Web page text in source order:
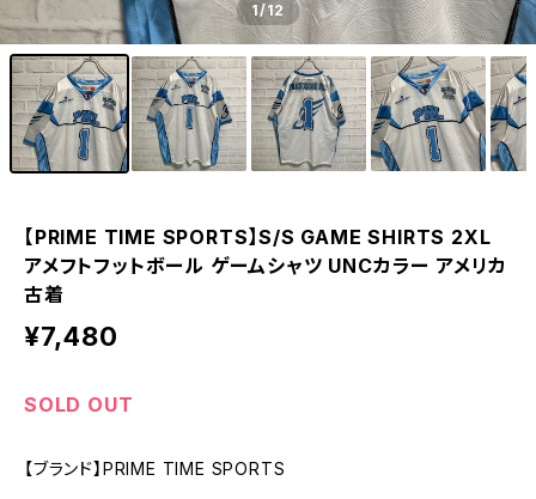
1/12
【PRIME TIME SPORTS】S/S GAME SHIRTS 2XL
アメフトフットボール ゲームシャツ UNCカラー アメリカ
古着
¥7,480
SOLD OUT
【ブランド】PRIME TIME SPORTS